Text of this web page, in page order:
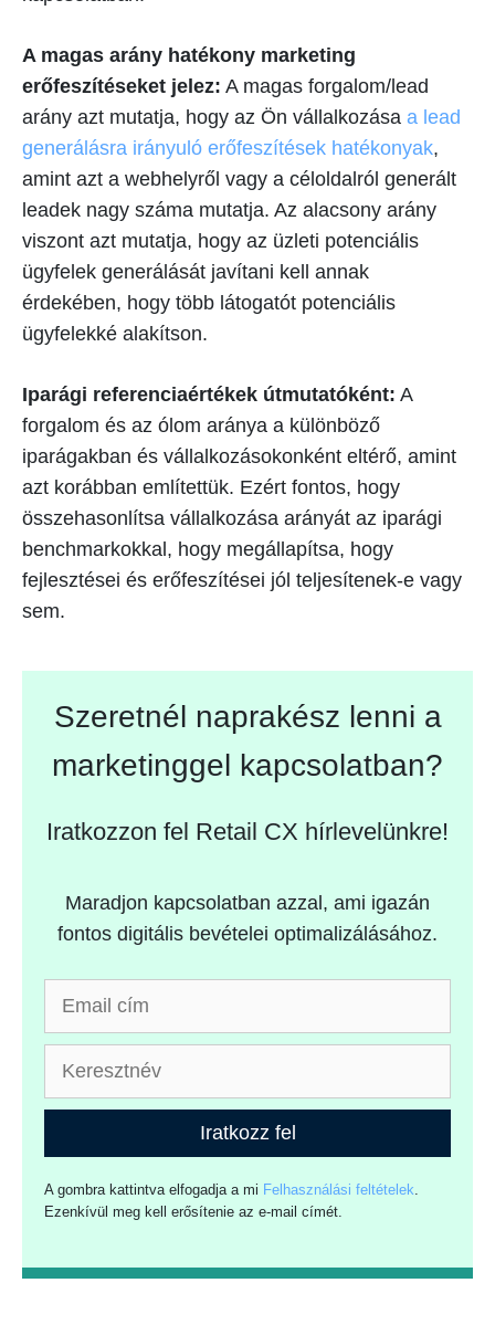
A magas arány hatékony marketing
erőfeszítéseket jelez: A magas forgalom/lead
arány azt mutatja, hogy az Ön vállalkozása a lead
generálásra irányuló erőfeszítések hatékonyak,
amint azt a webhelyről vagy a céloldalról generált
leadek nagy száma mutatja. Az alacsony arány
viszont azt mutatja, hogy az üzleti potenciális
ügyfelek generálását javítani kell annak
érdekében, hogy több látogatót potenciális
ügyfelekké alakítson.
Iparági referenciaértékek útmutatóként: A
forgalom és az ólom aránya a különböző
iparágakban és vállalkozásokonként eltérő, amint
azt korábban említettük. Ezért fontos, hogy
összehasonlítsa vállalkozása arányát az iparági
benchmarkokkal, hogy megállapítsa, hogy
fejlesztései és erőfeszítései jól teljesítenek-e vagy
sem.
Szeretnél naprakész lenni a
marketinggel kapcsolatban?
Iratkozzon fel Retail CX hírlevelünkre!
Maradjon kapcsolatban azzal, ami igazán
fontos digitális bevételei optimalizálásához.
Iratkozz fel
A gombra kattintva elfogadja a mi Felhasználási feltételek
Ezenkívül meg kell erősítenie az e-mail címét.